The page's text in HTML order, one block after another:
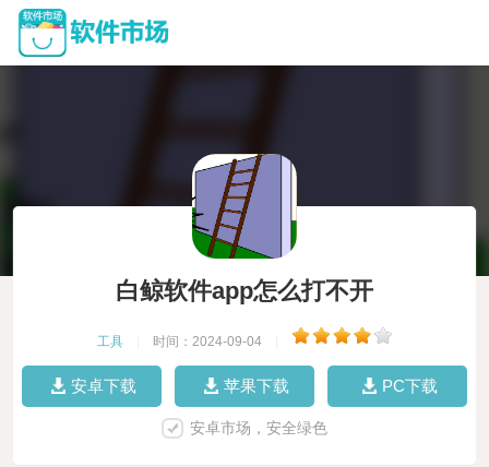
白鲸软件app怎么打不开
工具 时间：2024-09-04
安卓下载 苹果下载 PC下载
安卓市场，安全绿色